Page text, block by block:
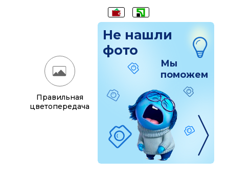
Правильная
цветопередача
Не нашли
фото
Мы
поможем